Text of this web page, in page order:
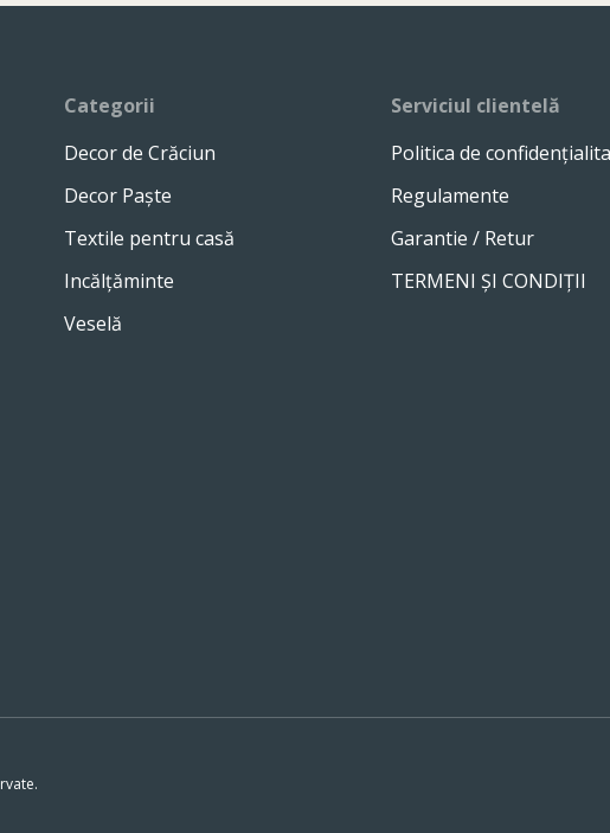
Categorii
Decor de Crăciun
Decor Paște
Textile pentru casă
Incălțăminte
Veselă
Serviciul clientelă
Politica de
Regulamente
Garantie / Retur
TERMENI ȘI CONDIȚII